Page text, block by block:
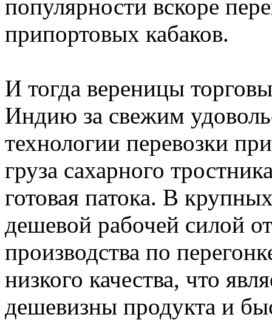
популярности вскоре
припортовых кабаков.
И тогда вереницы
Индию за свежим
технологии перевозки
груза сахарного
готовая патока. В
дешевой рабочей силой
производства по
низкого качества, что
дешевизны продукта и